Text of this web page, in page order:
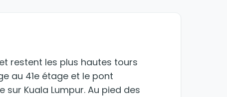
et restent les plus hautes tours
au 41e étage et le pont
Kuala Lumpur. Au pied des